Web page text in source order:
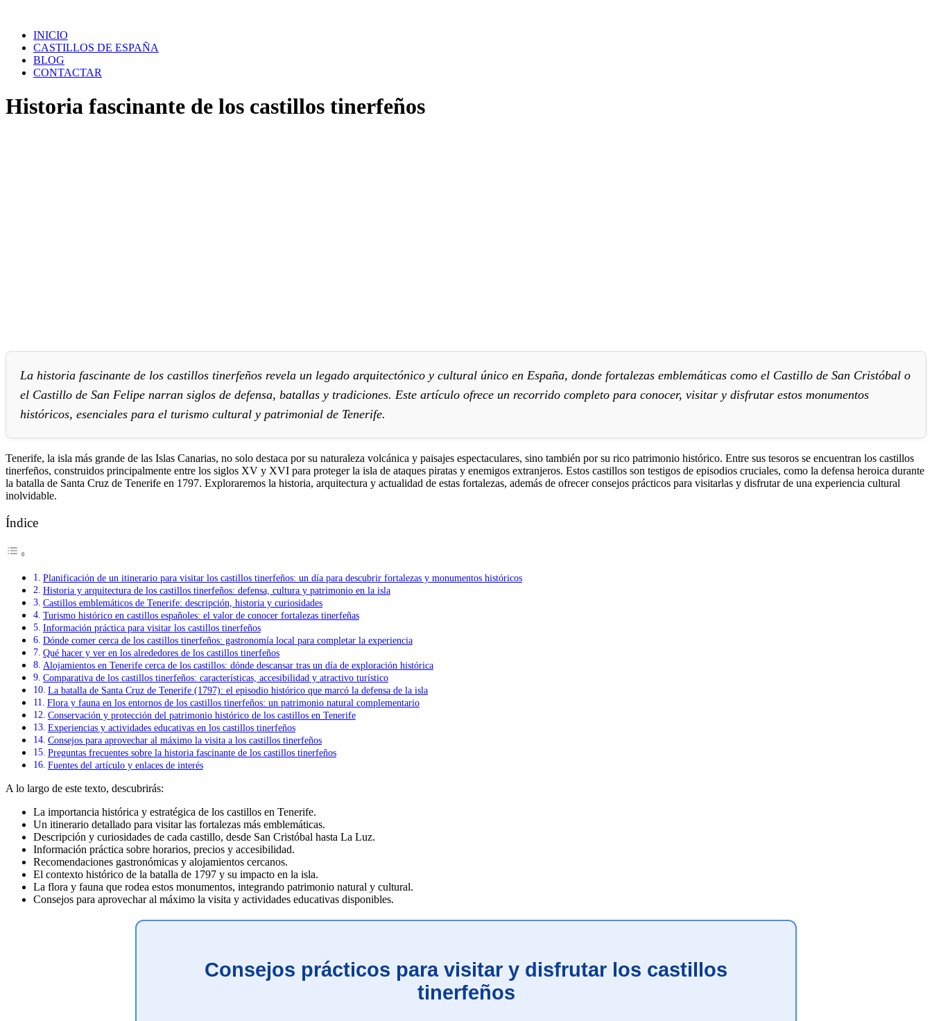
contenidoINICIO
CASTILLOS DE ESPAÑA
BLOG
CONTACTAR
Historia fascinante de los castillos tinerfeños
La historia fascinante de los castillos tinerfeños revela un legado arquitectónico y cultural único en España, donde fortalezas emblemáticas como el Castillo de San Cristóbal o
el Castillo de San Felipe narran siglos de defensa, batallas y tradiciones. Este artículo ofrece un recorrido completo para conocer, visitar y disfrutar estos monumentos
históricos, esenciales para el turismo cultural y patrimonial de Tenerife.
Tenerife, la isla más grande de las Islas Canarias, no solo destaca por su naturaleza volcánica y paisajes espectaculares, sino también por su rico patrimonio histórico. Entre sus tesoros se encuentran los castillos
tinerfeños, construidos principalmente entre los siglos XV y XVI para proteger la isla de ataques piratas y enemigos extranjeros. Estos castillos son testigos de episodios cruciales, como la defensa heroica durante
la batalla de Santa Cruz de Tenerife en 1797. Exploraremos la historia, arquitectura y actualidad de estas fortalezas, además de ofrecer consejos prácticos para visitarlas y disfrutar de una experiencia cultural
inolvidable.
Índice
Planificación de un itinerario para visitar los castillos tinerfeños: un día para descubrir fortalezas y monumentos históricos
Historia y arquitectura de los castillos tinerfeños: defensa, cultura y patrimonio en la isla
Castillos emblemáticos de Tenerife: descripción, historia y curiosidades
Turismo histórico en castillos españoles: el valor de conocer fortalezas tinerfeñas
Información práctica para visitar los castillos tinerfeños
Dónde comer cerca de los castillos tinerfeños: gastronomía local para completar la experiencia
Qué hacer y ver en los alrededores de los castillos tinerfeños
Alojamientos en Tenerife cerca de los castillos: dónde descansar tras un día de exploración histórica
Comparativa de los castillos tinerfeños: características, accesibilidad y atractivo turístico
La batalla de Santa Cruz de Tenerife (1797): el episodio histórico que marcó la defensa de la isla
Flora y fauna en los entornos de los castillos tinerfeños: un patrimonio natural complementario
Conservación y protección del patrimonio histórico de los castillos en Tenerife
Experiencias y actividades educativas en los castillos tinerfeños
Consejos para aprovechar al máximo la visita a los castillos tinerfeños
Preguntas frecuentes sobre la historia fascinante de los castillos tinerfeños
Fuentes del artículo y enlaces de interés
A lo largo de este texto, descubrirás:
La importancia histórica y estratégica de los castillos en Tenerife.
Un itinerario detallado para visitar las fortalezas más emblemáticas.
Descripción y curiosidades de cada castillo, desde San Cristóbal hasta La Luz.
Información práctica sobre horarios, precios y accesibilidad.
Recomendaciones gastronómicas y alojamientos cercanos.
El contexto histórico de la batalla de 1797 y su impacto en la isla.
La flora y fauna que rodea estos monumentos, integrando patrimonio natural y cultural.
Consejos para aprovechar al máximo la visita y actividades educativas disponibles.
Consejos prácticos para visitar y disfrutar los castillos
tinerfeños